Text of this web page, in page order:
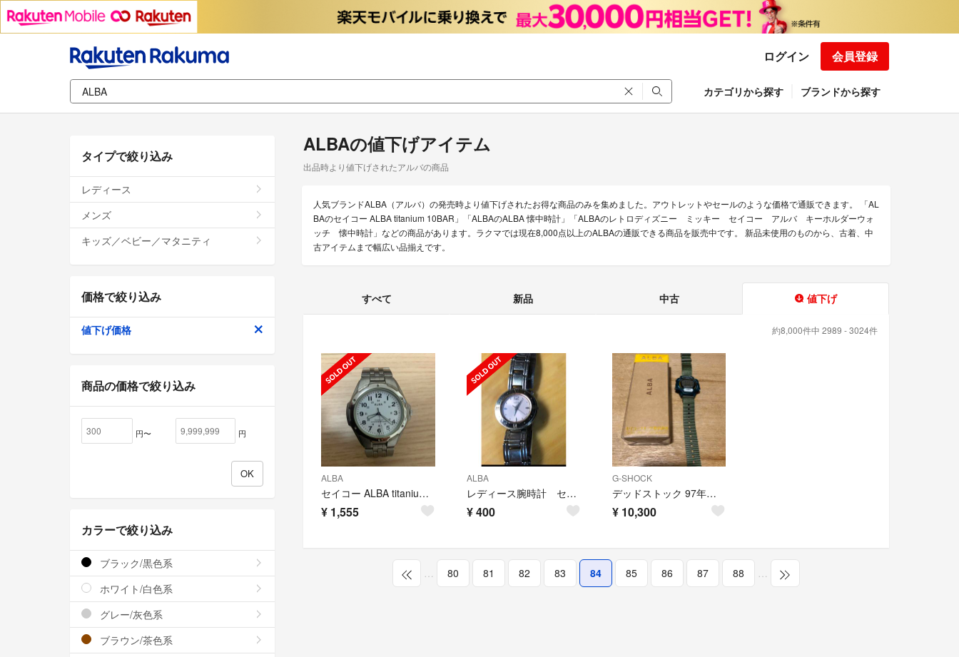
ログイン 会員登録
カテゴリから探す ブランドから探す
ALBAの値下げアイテム
出品時より値下げされたアルバの商品
人気ブランドALBA（アルバ）の発売時より値下げされたお得な商品のみを集めました。アウトレットやセールのような価格で通販できます。 「AL
BAのセイコー ALBA titanium 10BAR」「ALBAのALBA 懐中時計」「ALBAのレトロディズニー ミッキー セイコー アルバ キーホルダーウォ
ッチ 懐中時計」などの商品があります。ラクマでは現在8,000点以上のALBAの通販できる商品を販売中です。 新品未使用のものから、古着、中
古アイテムまで幅広い品揃えです。
すべて 新品 中古 値下げ
約8,000件中 2989 - 3024件
ALBA
セイコー ALBA titanium 10BAR
¥ 1,555
ALBA
レディース腕時計 セイコー アルバ
¥400
G-SHOCK
デッドストック 97年製 ALBA アルバ トレイルマスター vintage
¥ 10,300
… 80 81 82 83 84 85 86 87 88 …
タイプで絞り込み
レディース
メンズ
キッズ／ベビー／マタニティ
価格で絞り込み
値下げ価格
商品の価格で絞り込み
円〜 円
カラーで絞り込み
ブラック/黒色系
ホワイト/白色系
グレー/灰色系
ブラウン/茶色系